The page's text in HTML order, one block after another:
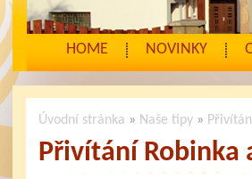
HOME NOVINKY
Úvodní stránka » Naše tipy »
Přivítání Robinka